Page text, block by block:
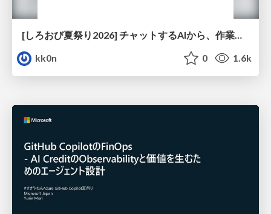
[しろおび夏祭り2026] チャットするAIから、作業するAIへ - 使われ方の変化と、その裏側で起きていること
kk0n
0 1.6k